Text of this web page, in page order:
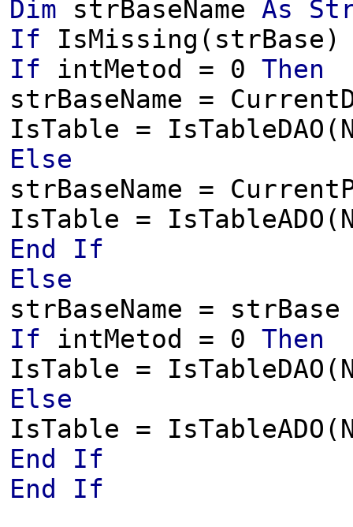
Dim strBaseName As
If
If intMetod = 0 Then
strBaseName =
IsTable =
Else
strBaseName =
IsTable =
End
If
Else
strBaseName = strBase
If intMetod = 0 Then
IsTable =
Else
IsTable =
End
If
End
If